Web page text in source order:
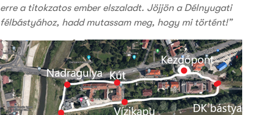
erre a titokzatos ember elszaladt. Jöjjön a Délnyugati
félbástyához, hadd mutassam meg, hogy mi történt!”